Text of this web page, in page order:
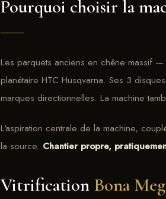
Pourquoi choisir la
Les parquets anciens en chêne massif
planétaire HTC Husqvarna. Ses 3
marques directionnelles. La machine
L'aspiration centrale de la machine,
la source. Chantier propre,
Vitrification Bona